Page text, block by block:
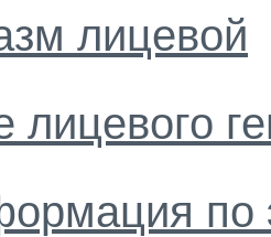
лицевой
лицевого
по